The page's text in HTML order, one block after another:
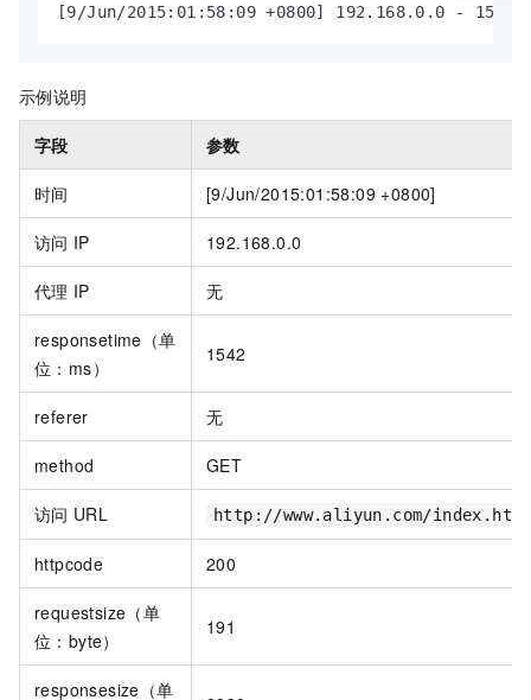
[9/Jun/2015:01:58:09 +0800] 192.168.0.0 -
示例说明
字段 参数
时间 [9/Jun/2015:01:58:09 +0800]
访问 IP 192.168.0.0
代理 IP 无
responsetime（单
位：ms）
1542
referer 无
method GET
访问 URL http://www.aliyun.com/index.html
httpcode 200
requestsize（单
位：byte）
191
responsesize（单